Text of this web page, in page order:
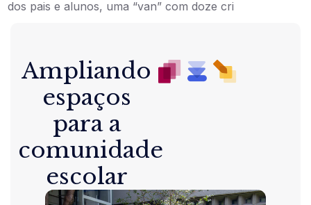
dos pais e alunos, uma “van” com doze cri
Ampliando
espaços
para a
comunidade
escolar